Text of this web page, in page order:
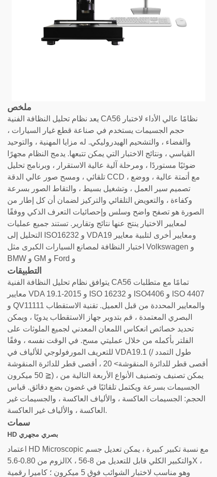
ملخص
يعد نظام تحليل النظافة الفنية CA56 نظامًا عالي الأداء لاختبار
حجم الجسيمات يستخدم في صناعة قطع غيار السيارات ،
والفضاء ، والتشحيم الهيدروليكي. له مزايا المهنية ، والتوحيد
القياسي ، ونتائج الاختبار التي يمكن تتبعها. يدمج النظام مجهرًا
ضوئيًا مستوردًا ، ومرحلة آلية عالية الاستقرار ، وبرنامج تحليل
تلقائي ، ومسح صور عالي الدقة CCD ، مع أتمتة عالية ، ووضع
تصميم سير العمل ، وتشغيل بسيط ، والتقاط الصور بسرعة
وكفاءة ، والتعويض التلقائي والتركيز لضمان أن كل إطار من
الصورة هو تصفح واضح وسلس وإحصائيات التعرف الذكي ووفقًا
لمعايير الاختيار ينتج عنها نتائج وتقارير. تستند جميع عمليات
التحليل إلى ISO16232 و VDA19 ومعايير أخرى لتلبية معايير
اختبار النظافة لمصانع السيارات الكبرى مثل Volkswagen و
BMW و GM و Ford و
التطبيقات
يتوافق نظام تحليل النظافة الفنية CA56 تمامًا مع متطلبات
معايير VDA 19.1-2015 و ISO 16232 و ISO4406 و ISO 4407
و QV11111 والمعايير المحددة من قبل العميل. تقنية الاستقطاب
البصري المعتمدة ، قم بتدوير جهاز الاستقطاب يدويًا ، ويمكن
تحديد خصائص انعكاس اللمعان المعدني لجميع الملوثات على
الفلتر بأكمله من خلال عمليتي مسح. في الوقت نفسه ، وفقًا
للتعريف المورفولوجي للألياف في VDA19.1 (طول التمدد /
أقصى قطر للدائرة المنقوشة> 20 ، أقصى قطر للدائرة المنقوشة
≦ 50 ميكرون) ، يمكن تصنيف وتصنيف الأنواع الأربعة التالية من
الجسيمات بسرعة ويكتمل تلقائيًا في غضون بضع دقائق. قياس
الحجم: الجسيمات العاكسة ، والألياف العاكسة ، والجسيمات غير
العاكسة ، والألياف غير العاكسة.
سمات
HD بصري مجهري
اعتماد HD Microscopic مع نسبة تكبير كبيرة ، يمكن تعديل جسم
الزوم من 0.80-5.6X ، والتكبير الكلي قابل للتعديل من 8-56X ،
وهو مناسب لاختبار الشوائب فوق 5 ميكرون ؛ كاميرا رقمية